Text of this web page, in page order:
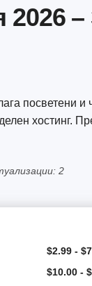
2026
посветени
хостинг.
2
$2.99 - $
$10.00 - $